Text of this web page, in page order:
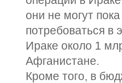
они не могут
потребоваться в
Ираке около 1
Афганистане.
Кроме того, в